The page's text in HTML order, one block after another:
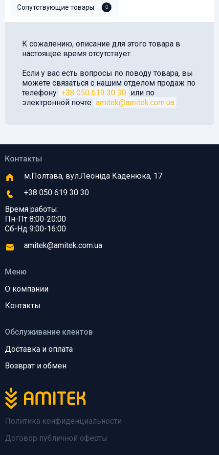
Сопутствующие товары 0
К сожалению, описание для этого товара в
настоящее время отсутствует.
Если у вас есть вопросы по поводу товара, вы
можете связаться с нашим отделом продаж по
телефону +38 050 619 30 30 или по
электронной почте amitek@amitek.com.ua .
Политика конфиденциальности
Договор публичной оферты
Обслуживание клентов
Доставка и оплата
Возврат и обмен
Меню
О компании
Контакты
Контакты
м.Полтава, вул.Леоніда Каденюка, 17
+38 050 619 30 30
Время работы:
Пн-Пт 8:00-20:00
Сб-Нд 9:00-16:00
amitek@amitek.com.ua